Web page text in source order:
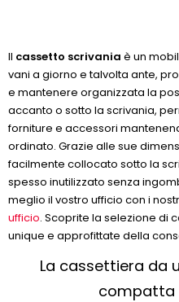
Il cassetto scrivania è un
vani a giorno e talvolta ante,
e mantenere organizzata la
accanto o sotto la scrivania,
forniture e accessori
ordinato. Grazie alle sue
facilmente collocato sotto la
spesso inutilizzato senza
meglio il vostro ufficio con i
ufficio. Scoprite la selezione di
unique e approfittate della
La cassettiera da
compatta